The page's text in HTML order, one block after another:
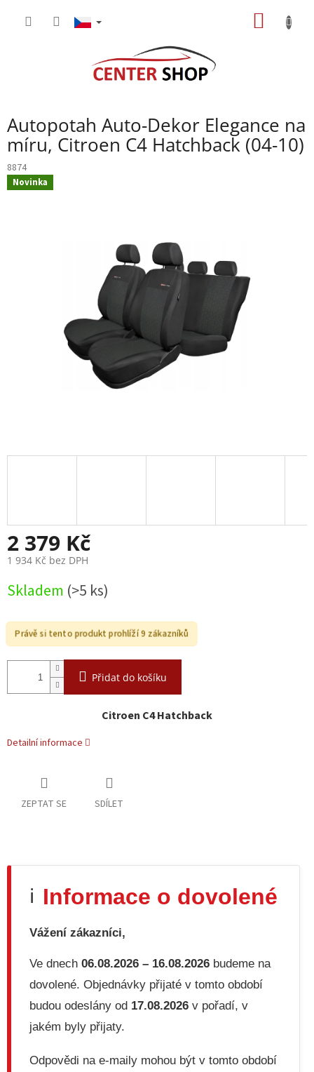
Autopotah Auto-Dekor Elegance na
míru, Citroen C4 Hatchback (04-10)
8874
Novinka
2 379 Kč
1 934 Kč bez DPH
cena:
Skladem (>5 ks)
Právě si tento produkt prohlíží 9 zákazníků
Přidat do košíku
Citroen C4 Hatchback
Detailní informace
ZEPTAT SE SDÍLET
ℹ️ Informace o dovolené
Vážení zákazníci,
Ve dnech 06.08.2026 – 16.08.2026 budeme na
dovolené. Objednávky přijaté v tomto období
budou odeslány od 17.08.2026 v pořadí, v
jakém byly přijaty.
Odpovědi na e-maily mohou být v tomto období